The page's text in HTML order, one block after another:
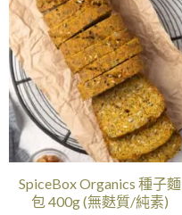
SpiceBox Organics 種子麵
包 400g (無麩質/純素)